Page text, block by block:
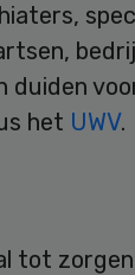
duiden
het UWV.
tot